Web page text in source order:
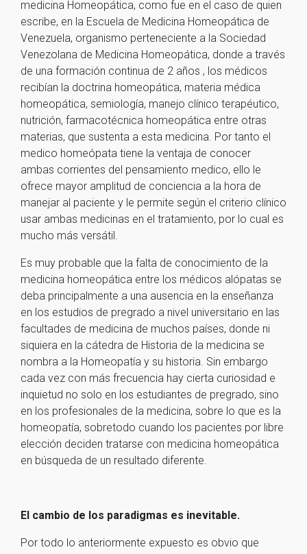
medicina Homeopática, como fue en el caso de quien
escribe, en la Escuela de Medicina Homeopática de
Venezuela, organismo perteneciente a la Sociedad
Venezolana de Medicina Homeopática, donde a través
de una formación continua de 2 años , los médicos
recibían la doctrina homeopática, materia médica
homeopática, semiología, manejo clínico terapéutico,
nutrición, farmacotécnica homeopática entre otras
materias, que sustenta a esta medicina. Por tanto el
medico homeópata tiene la ventaja de conocer
ambas corrientes del pensamiento medico, ello le
ofrece mayor amplitud de conciencia a la hora de
manejar al paciente y le permite según el criterio clínico
usar ambas medicinas en el tratamiento, por lo cual es
mucho más versátil.
Es muy probable que la falta de conocimiento de la
medicina homeopática entre los médicos alópatas se
deba principalmente a una ausencia en la enseñanza
en los estudios de pregrado a nivel universitario en las
facultades de medicina de muchos países, donde ni
siquiera en la cátedra de Historia de la medicina se
nombra a la Homeopatía y su historia. Sin embargo
cada vez con más frecuencia hay cierta curiosidad e
inquietud no solo en los estudiantes de pregrado, sino
en los profesionales de la medicina, sobre lo que es la
homeopatía, sobretodo cuando los pacientes por libre
elección deciden tratarse con medicina homeopática
en búsqueda de un resultado diferente.
El cambio de los paradigmas es inevitable.
Por todo lo anteriormente expuesto es obvio que